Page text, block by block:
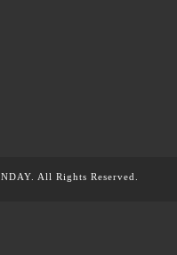
. All Rights Reserved.